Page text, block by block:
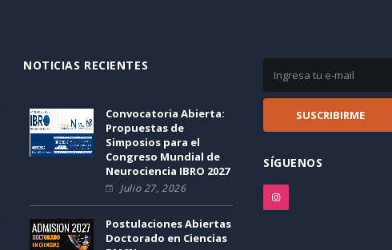
NOTICIAS RECIENTES
Convocatoria Abierta:
Propuestas de
Simposios para el
Congreso Mundial de
Neurociencia IBRO 2027
Julio 27, 2026
Postulaciones Abiertas
Doctorado en Ciencias
SÍGUENOS